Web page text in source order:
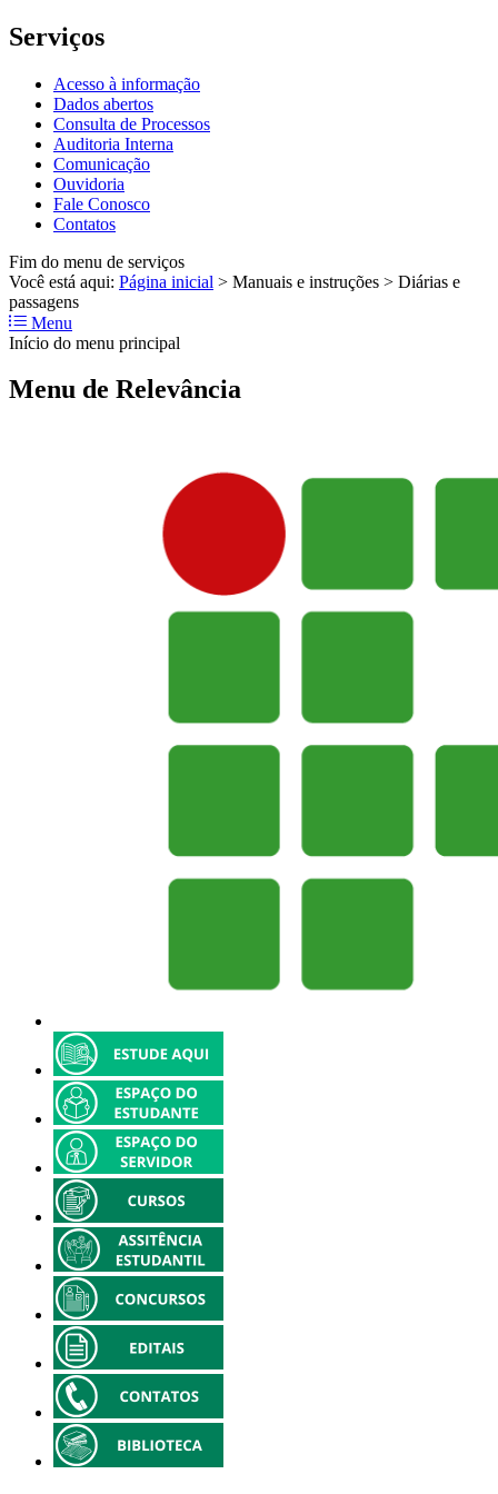
Serviços
Acesso à informação
Dados abertos
Consulta de Processos
Auditoria Interna
Comunicação
Ouvidoria
Fale Conosco
Contatos
Fim do menu de serviços
Você está aqui: Página inicial > Manuais e instruções > Diárias e
passagens
Menu
Início do menu principal
Menu de Relevância